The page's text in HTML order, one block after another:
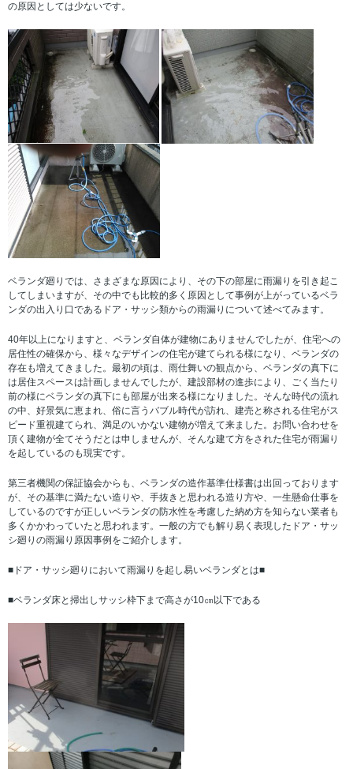
の原因としては少ないです。
ベランダ廻りでは、さまざまな原因により、その下の部屋に雨漏りを引き起こ
してしまいますが、その中でも比較的多く原因として事例が上がっているベラ
ンダの出入り口であるドア・サッシ類からの雨漏りについて述べてみます。
40年以上になりますと、ベランダ自体が建物にありませんでしたが、住宅への
居住性の確保から、様々なデザインの住宅が建てられる様になり、ベランダの
存在も増えてきました。最初の頃は、雨仕舞いの観点から、ベランダの真下に
は居住スペースは計画しませんでしたが、建設部材の進歩により、ごく当たり
前の様にベランダの真下にも部屋が出来る様になりました。そんな時代の流れ
の中、好景気に恵まれ、俗に言うバブル時代が訪れ、建売と称される住宅がス
ピード重視建てられ、満足のいかない建物が増えて来ました。お問い合わせを
頂く建物が全てそうだとは申しませんが、そんな建て方をされた住宅が雨漏り
を起しているのも現実です。
第三者機関の保証協会からも、ベランダの造作基準仕様書は出回っております
が、その基準に満たない造りや、手抜きと思われる造り方や、一生懸命仕事を
しているのですが正しいベランダの防水性を考慮した納め方を知らない業者も
多くかかわっていたと思われます。一般の方でも解り易く表現したドア・サッ
シ廻りの雨漏り原因事例をご紹介します。
■ドア・サッシ廻りにおいて雨漏りを起し易いベランダとは■
■ベランダ床と掃出しサッシ枠下まで高さが10㎝以下である